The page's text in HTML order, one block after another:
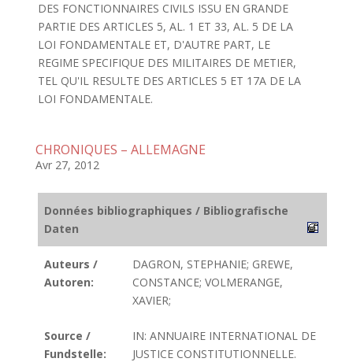
DES FONCTIONNAIRES CIVILS ISSU EN GRANDE
PARTIE DES ARTICLES 5, AL. 1 ET 33, AL. 5 DE LA
LOI FONDAMENTALE ET, D'AUTRE PART, LE
REGIME SPECIFIQUE DES MILITAIRES DE METIER,
TEL QU'IL RESULTE DES ARTICLES 5 ET 17A DE LA
LOI FONDAMENTALE.
CHRONIQUES – ALLEMAGNE
Avr 27, 2012
Données bibliographiques / Bibliografische
Daten
Auteurs /
Autoren:
DAGRON, STEPHANIE; GREWE,
CONSTANCE; VOLMERANGE,
XAVIER;
Source /
Fundstelle:
IN: ANNUAIRE INTERNATIONAL DE
JUSTICE CONSTITUTIONNELLE.